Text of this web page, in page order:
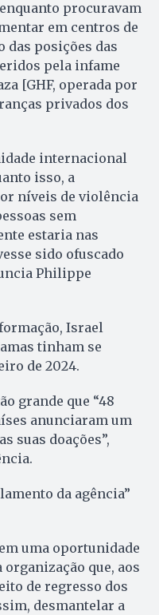
procuravam
em centros de
posições das
pela infame
[GHF, operada por
privados dos
internacional
isso, a
níveis de violência
sem
estaria nas
sido ofuscado
Philippe
Israel
tinham se
de 2024.
grande que “48
anunciaram um
suas doações”,
da agência”
uma oportunidade
que, aos
de regresso dos
desmantelar a